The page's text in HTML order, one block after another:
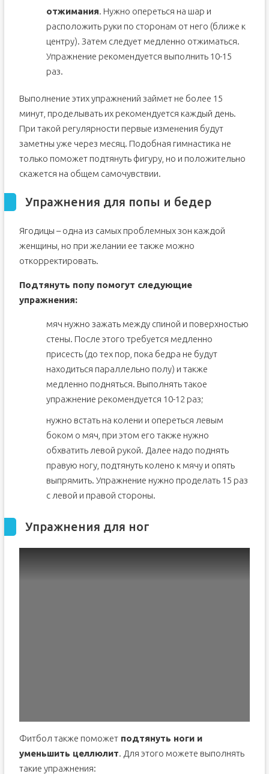
отжимания. Нужно опереться на шар и
расположить руки по сторонам от него (ближе к
центру). Затем следует медленно отжиматься.
Упражнение рекомендуется выполнить 10-15
раз.
Выполнение этих упражнений займет не более 15
минут, проделывать их рекомендуется каждый день.
При такой регулярности первые изменения будут
заметны уже через месяц. Подобная гимнастика не
только поможет подтянуть фигуру, но и положительно
скажется на общем самочувствии.
Упражнения для попы и бедер
Ягодицы – одна из самых проблемных зон каждой
женщины, но при желании ее также можно
откорректировать.
Подтянуть попу помогут следующие
упражнения:
мяч нужно зажать между спиной и поверхностью
стены. После этого требуется медленно
присесть (до тех пор, пока бедра не будут
находиться параллельно полу) и также
медленно подняться. Выполнять такое
упражнение рекомендуется 10-12 раз;
нужно встать на колени и опереться левым
боком о мяч, при этом его также нужно
обхватить левой рукой. Далее надо поднять
правую ногу, подтянуть колено к мячу и опять
выпрямить. Упражнение нужно проделать 15 раз
с левой и правой стороны.
Упражнения для ног
Фитбол также поможетподтянуть ноги и
уменьшить целлюлит. Для этого можете выполнять
такие упражнения: